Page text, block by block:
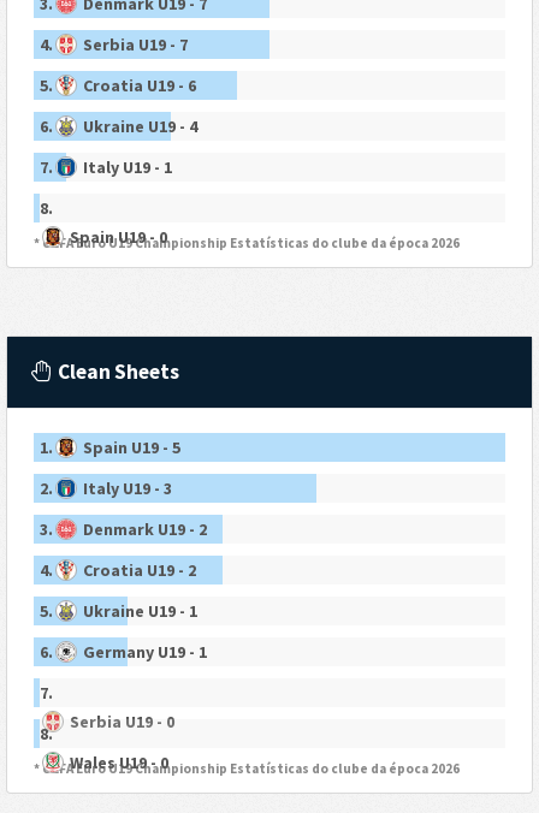
4.
Serbia U19 - 7
5.
Croatia U19 - 6
6.
Ukraine U19 - 4
7.
Italy U19 - 1
8.
Spain U19 - 0
* UEFA Euro U19 Championship Estatísticas do clube da época 2026
Clean Sheets
1.
Spain U19 - 5
2.
Italy U19 - 3
3.
Denmark U19 - 2
4.
Croatia U19 - 2
5.
Ukraine U19 - 1
6.
Germany U19 - 1
7.
Serbia U19 - 0
8.
Wales U19 - 0
* UEFA Euro U19 Championship Estatísticas do clube da época 2026